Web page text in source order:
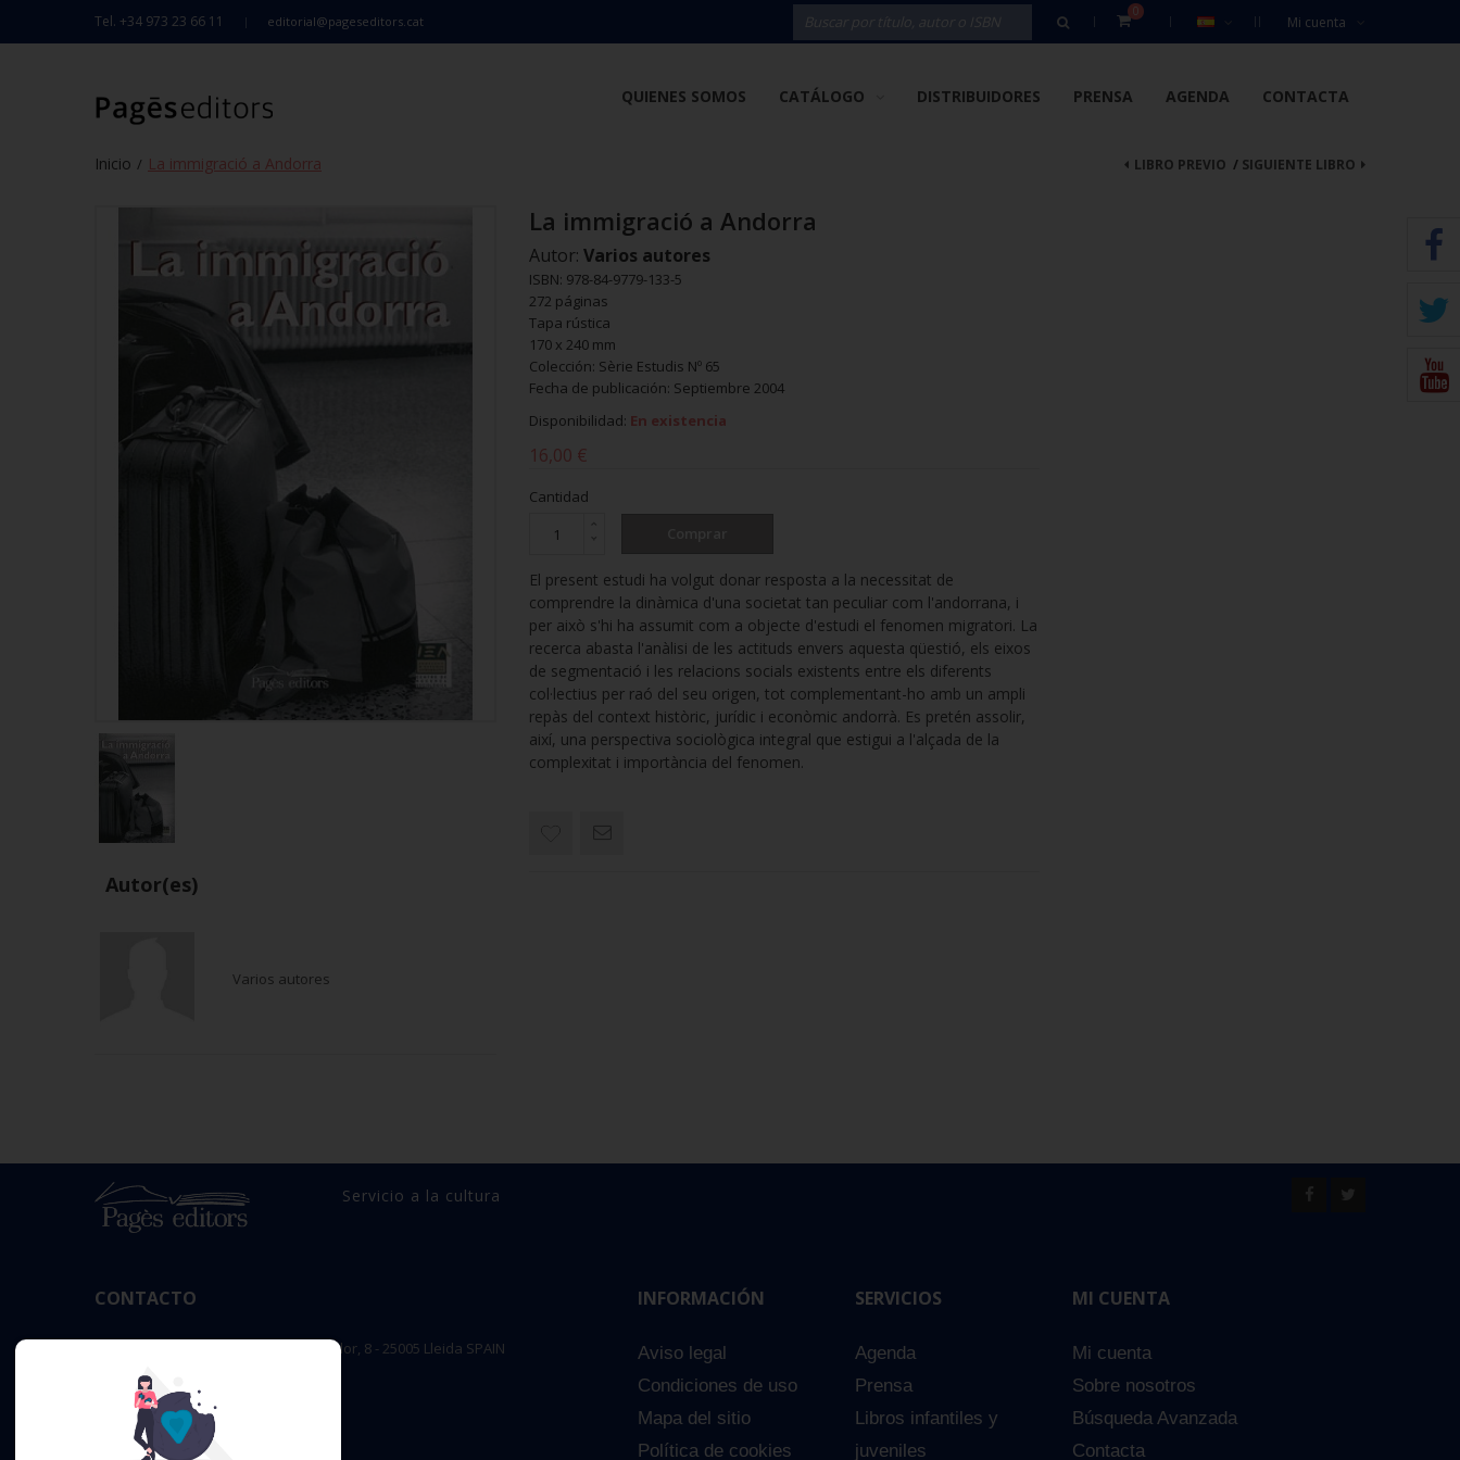
Tel. +34 973 23 66 11 editorial@pageseditors.cat Mi cuenta
0
QUIENES SOMOS CATÁLOGO DISTRIBUIDORES PRENSA AGENDA CONTACTA
Inicio / La immigració a Andorra SIGUIENTE LIBRO
LIBRO PREVIO /
Autor(es)
Varios autores
La immigració a Andorra
Autor: Varios autores
ISBN: 978-84-9779-133-5
272 páginas
Tapa rústica
170 x 240 mm
Colección: Sèrie Estudis Nº 65
Fecha de publicación: Septiembre 2004
Disponibilidad: En existencia
16,00 €
Cantidad
El present estudi ha volgut donar resposta a la necessitat de
comprendre la dinàmica d'una societat tan peculiar com l'andorrana, i
per això s'hi ha assumit com a objecte d'estudi el fenomen migratori. La
recerca abasta l'anàlisi de les actituds envers aquesta qüestió, els eixos
de segmentació i les relacions socials existents entre els diferents
col·lectius per raó del seu origen, tot complementant-ho amb un ampli
repàs del context històric, jurídic i econòmic andorrà. Es pretén assolir,
així, una perspectiva sociològica integral que estigui a l'alçada de la
complexitat i importància del fenomen.
Servicio a la cultura
CONTACTO
OFICINA PRINCIPAL : c/ Sant Salvador, 8 - 25005 Lleida SPAIN
editorial@pageseditors.cat
Teléfono: 973 23 66 11
pageseditors.cat
INFORMACIÓN
Aviso legal
Condiciones de uso
Mapa del sitio
Política de cookies
SERVICIOS
Agenda
Prensa
Libros infantiles y
juveniles
MI CUENTA
Mi cuenta
Sobre nosotros
Búsqueda Avanzada
Contacta